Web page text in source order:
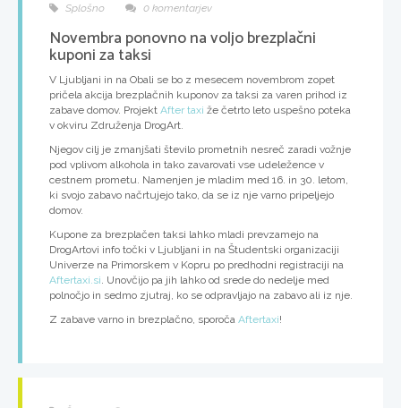
Splošno 0 komentarjev
Novembra ponovno na voljo brezplačni
kuponi za taksi
V Ljubljani in na Obali se bo z mesecem novembrom zopet
pričela akcija brezplačnih kuponov za taksi za varen prihod iz
zabave domov. Projekt After taxi že četrto leto uspešno poteka
v okviru Združenja DrogArt.
Njegov cilj je zmanjšati število prometnih nesreč zaradi vožnje
pod vplivom alkohola in tako zavarovati vse udeležence v
cestnem prometu. Namenjen je mladim med 16. in 30. letom,
ki svojo zabavo načrtujejo tako, da se iz nje varno pripeljejo
domov.
Kupone za brezplačen taksi lahko mladi prevzamejo na
DrogArtovi info točki v Ljubljani in na Študentski organizaciji
Univerze na Primorskem v Kopru po predhodni registraciji na
Aftertaxi.si. Unovčijo pa jih lahko od srede do nedelje med
polnočjo in sedmo zjutraj, ko se odpravljajo na zabavo ali iz nje.
Z zabave varno in brezplačno, sporoča Aftertaxi!